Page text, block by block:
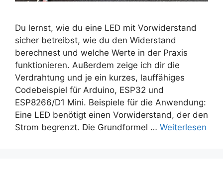
Du lernst, wie du eine LED mit Vorwiderstand
sicher betreibst, wie du den Widerstand
berechnest und welche Werte in der Praxis
funktionieren. Außerdem zeige ich dir die
Verdrahtung und je ein kurzes, lauffähiges
Codebeispiel für Arduino, ESP32 und
ESP8266/D1 Mini. Beispiele für die Anwendung:
Eine LED benötigt einen Vorwiderstand, der den
Strom begrenzt. Die Grundformel … Weiterlesen